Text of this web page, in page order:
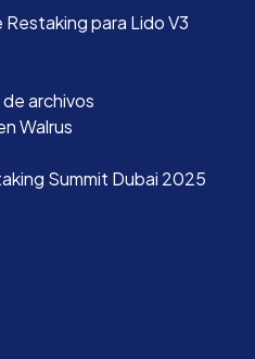
Restaking para Lido V3
archivos
Walrus
Summit Dubai 2025